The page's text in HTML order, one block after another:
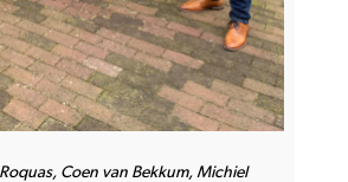
Coen van Bekkum, Michiel